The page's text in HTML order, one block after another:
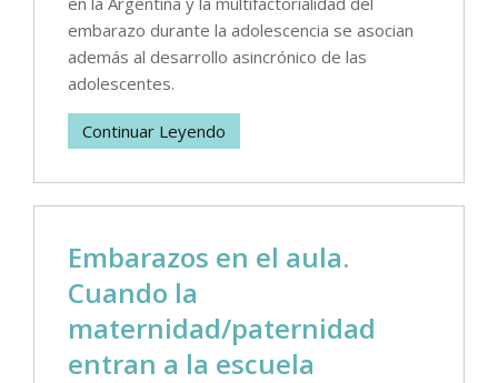
embarazo durante la adolescencia se asocian
además al desarrollo asincrónico de las
adolescentes.
Continuar Leyendo
Embarazos en el aula.
Cuando la
maternidad/paternidad
entran a la escuela